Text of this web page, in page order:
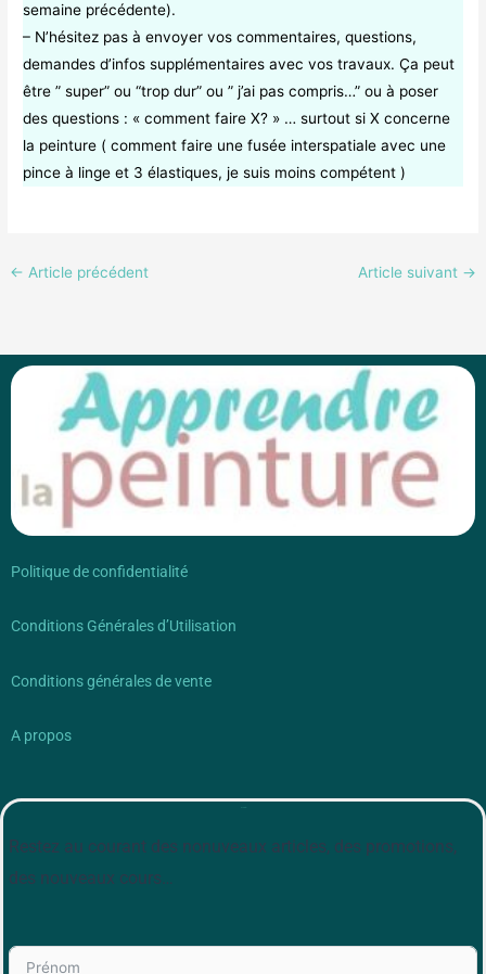
semaine précédente).
– N’hésitez pas à envoyer vos commentaires, questions,
demandes d’infos supplémentaires avec vos travaux. Ça peut
être ” super” ou “trop dur” ou ” j’ai pas compris…” ou à poser
des questions : « comment faire X? » … surtout si X concerne
la peinture ( comment faire une fusée interspatiale avec une
pince à linge et 3 élastiques, je suis moins compétent )
← Article précédent Article suivant →
Politique de confidentialité
Conditions Générales d’Utilisation
Conditions générales de vente
A propos
Restez au courant des nonuveaux articles, des promotions,
des nouveaux cours…